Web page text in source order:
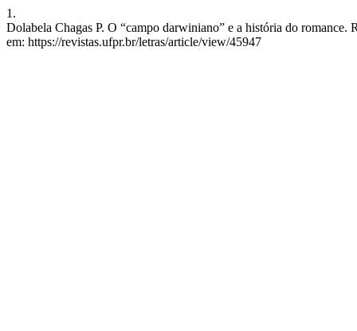
1.
Dolabela Chagas P. O “campo darwiniano” e a história do
em: https://revistas.ufpr.br/letras/article/view/45947